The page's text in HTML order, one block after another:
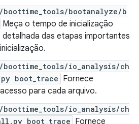
boottime_tools/bootanalyze/b
Meça o tempo de inicialização
detalhada das etapas importantes
boottime_tools/io_analysis/ch
boot_trace Fornece
para cada arquivo.
boottime_tools/io_analysis/ch
boot_trace Fornece